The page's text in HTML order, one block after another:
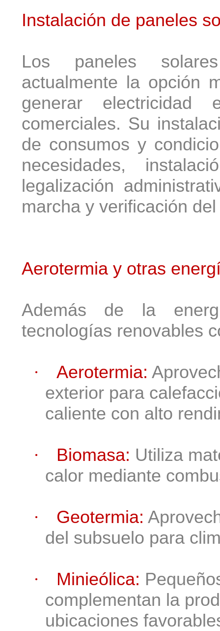
Instalación de paneles
Los paneles
actualmente la opción
generar electricidad
comerciales. Su
de consumos y
necesidades,
legalización
marcha y verificación
Aerotermia y otras
Además de la
tecnologías renovables
· Aerotermia:
exterior para
caliente con alto
· Biomasa: Utiliza
calor mediante
· Geotermia:
del subsuelo para
· Minieólica:
complementan la
ubicaciones